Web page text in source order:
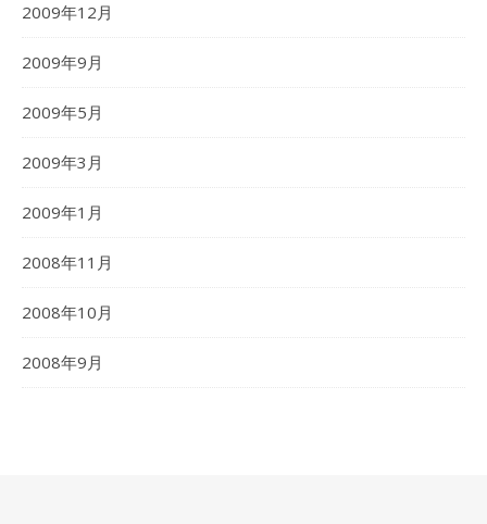
2009年12月
2009年9月
2009年5月
2009年3月
2009年1月
2008年11月
2008年10月
2008年9月